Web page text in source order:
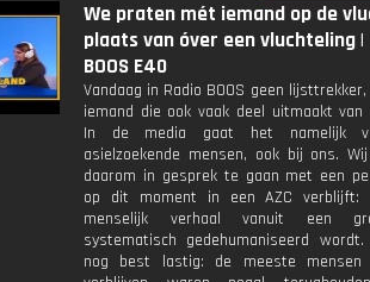
We praten mét iemand op de
plaats van óver een vluchteling |
BOOS E40
Vandaag in Radio BOOS geen
iemand die ook vaak deel uitmaakt van
In de media gaat het namelijk
asielzoekende mensen, ook bij ons.
daarom in gesprek te gaan met een
op dit moment in een AZC verblijft:
menselijk verhaal vanuit een
systematisch gedehumaniseerd
nog best lastig: de meeste